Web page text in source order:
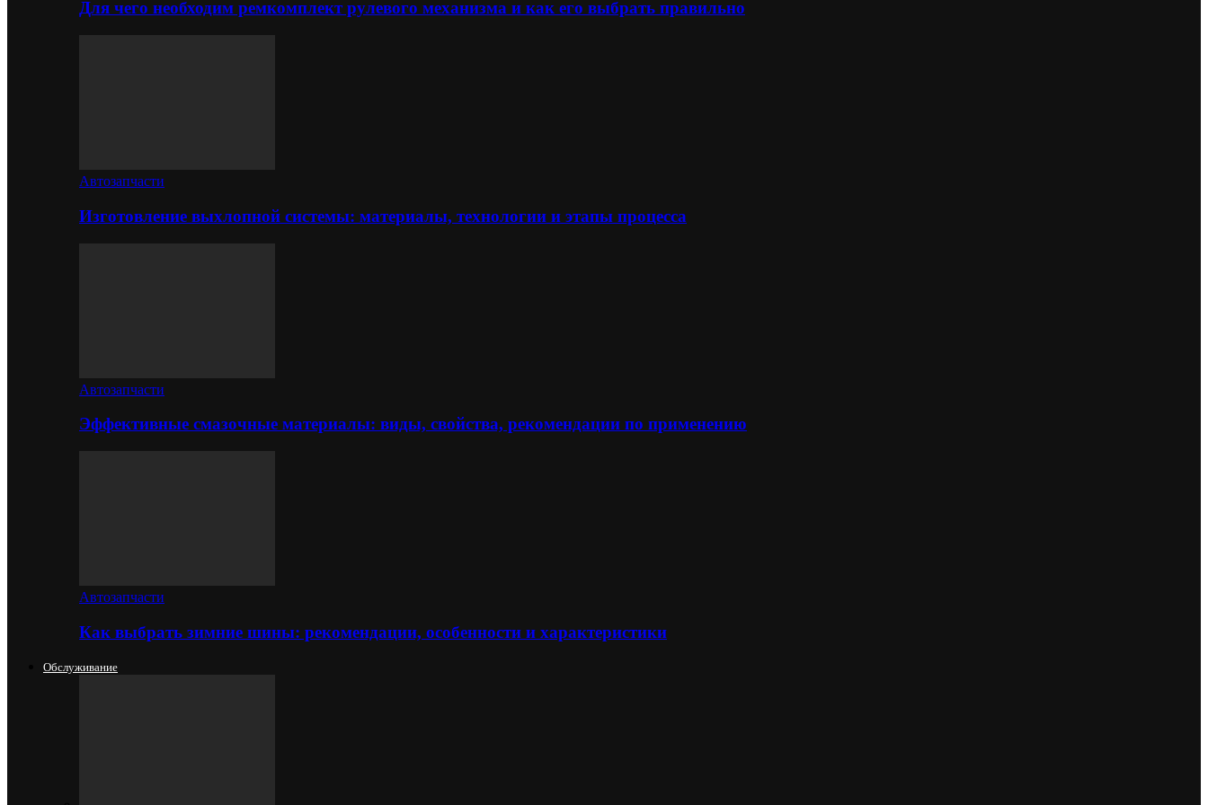
Для чего необходим ремкомплект рулевого механизма и как его выбрать правильно
Автозапчасти
Изготовление выхлопной системы: материалы, технологии и этапы процесса
Автозапчасти
Эффективные смазочные материалы: виды, свойства, рекомендации по применению
Автозапчасти
Как выбрать зимние шины: рекомендации, особенности и характеристики
Обслуживание